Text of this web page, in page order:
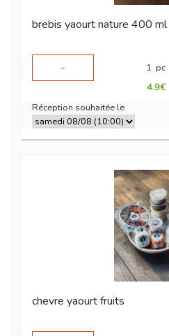
brebis yaourt nature 400 ml
-
1 pc
4.9€
Réception souhaitée le
chevre yaourt fruits